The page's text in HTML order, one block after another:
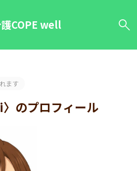
COPE well
ます
のプロフィール